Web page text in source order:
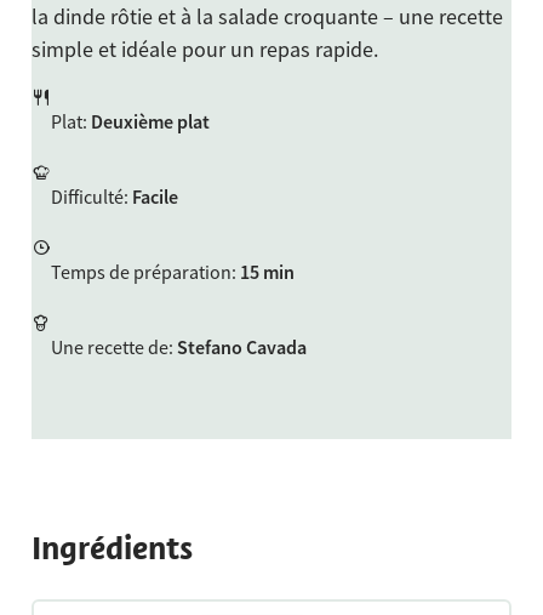
la dinde rôtie et à la salade croquante – une recette
simple et idéale pour un repas rapide.
Plat: Deuxième plat
Difficulté: Facile
Temps de préparation: 15 min
Une recette de: Stefano Cavada
Ingrédients